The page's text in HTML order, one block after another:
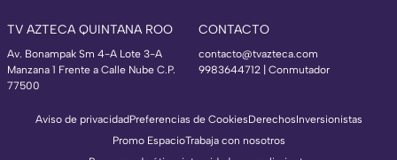
TV AZTECA QUINTANA ROO
Av. Bonampak Sm 4-A Lote 3-A
Manzana 1 Frente a Calle Nube C.P.
77500
CONTACTO
contacto@tvazteca.com
9983644712 | Conmutador
Aviso de privacidadPreferencias de CookiesDerechosInversionistas
Promo EspacioTrabaja con nosotros